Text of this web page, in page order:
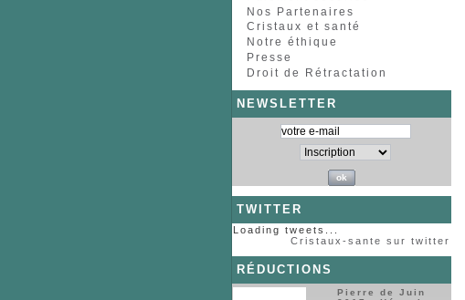
Nos Partenaires
Cristaux et santé
Notre éthique
Presse
Droit de Rétractation
NEWSLETTER
TWITTER
Loading tweets...
Cristaux-sante sur twitter
RÉDUCTIONS
Pierre de Juin